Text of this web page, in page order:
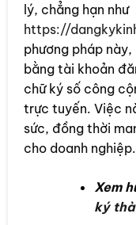
lý, chẳng hạn như
https://
phương pháp
bằng tài khoản
chữ ký số công
trực tuyến. Việc
sức, đồng thời
cho doanh nghiệp.
Xem
ký